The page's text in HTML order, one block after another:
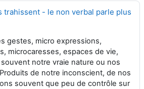
trahissent - le non verbal parle plus
gestes, micro expressions,
microcaresses, espaces de vie,
notre vraie nature ou nos
de notre inconscient, de nos
souvent que peu de contrôle sur